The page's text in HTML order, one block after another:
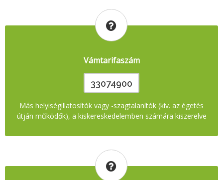
Vámtarifaszám
33074900
Más helyiségillatosítók vagy -szagtalanítók (kiv. az égetés
útján működők), a kiskereskedelemben számára kiszerelve